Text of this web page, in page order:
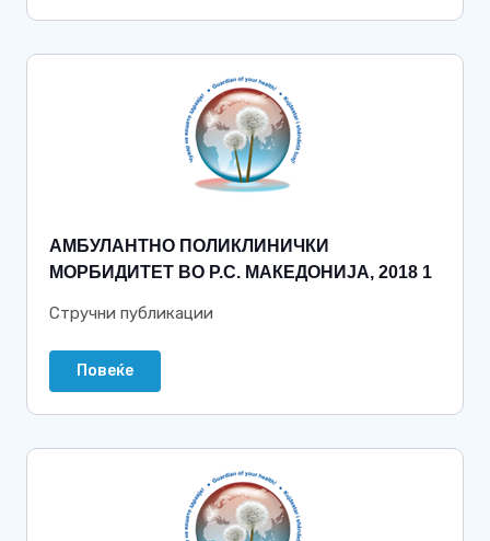
АМБУЛАНТНО ПОЛИКЛИНИЧКИ
МОРБИДИТЕТ ВО Р.С. МАКЕДОНИЈА, 2018 1
Стручни публикации
Повеќе